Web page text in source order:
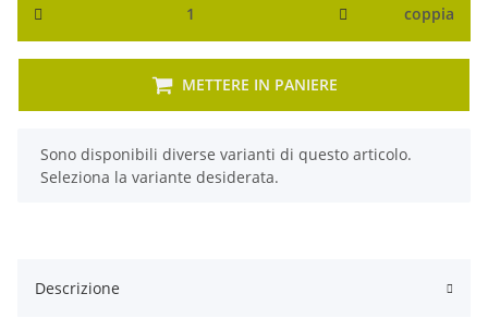
coppia
METTERE IN PANIERE
x
Sono disponibili diverse varianti di questo articolo.
Seleziona la variante desiderata.
Descrizione